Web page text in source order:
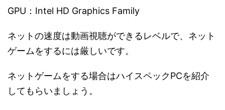
GPU：Intel HD Graphics Family
ネットの速度は動画視聴ができるレベルで、ネット
ゲームをするには厳しいです。
ネットゲームをする場合はハイスペックPCを紹介
してもらいましょう。